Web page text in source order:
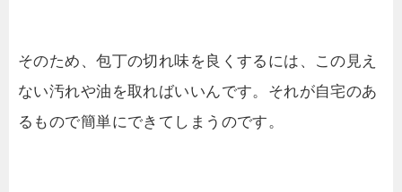
そのため、包丁の切れ味を良くするには、この見え
ない汚れや油を取ればいいんです。それが自宅のあ
るもので簡単にできてしまうのです。